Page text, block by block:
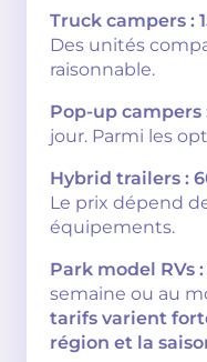
Truck campers :
Des unités
raisonnable.
Pop-up campers
jour. Parmi les
Hybrid trailers :
Le prix dépend
équipements.
Park model RVs :
semaine ou au
tarifs varient
région et la